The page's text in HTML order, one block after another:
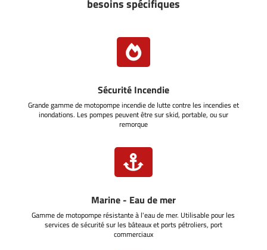
besoins spécifiques

Sécurité Incendie
Grande gamme de motopompe incendie de lutte contre les incendies et
inondations. Les pompes peuvent être sur skid, portable, ou sur
remorque

Marine - Eau de mer
Gamme de motopompe résistante à l'eau de mer. Utilisable pour les
services de sécurité sur les bâteaux et ports pétroliers, port
commerciaux